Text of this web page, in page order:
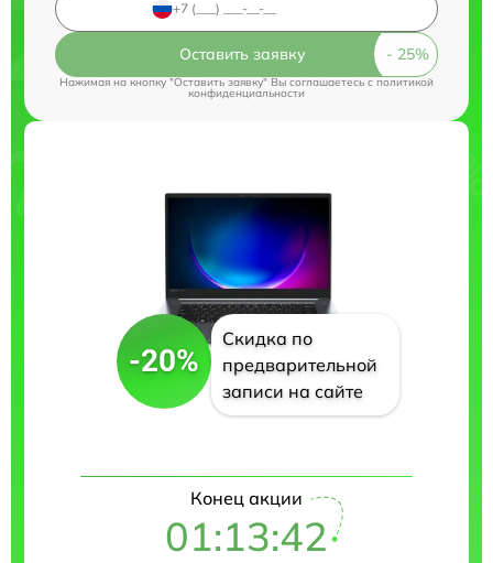
Оставить заявку
Нажимая на кнопку "Оставить заявку" Вы соглашаетесь cполитикой
конфиденциальности
-20%
Скидка по
предварительной
записи на сайте
Конец акции
01:13:41